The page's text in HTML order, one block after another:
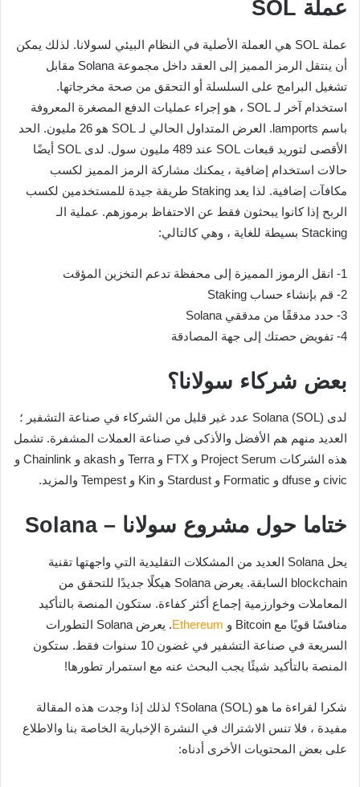
عملة SOL
عملة SOL هي العملة الأصلية في النظام البيئي لسولانا. لذلك يمكن
أن ينتقل الرمز المميز إلى العقد داخل مجموعة Solana مقابل
تشغيل البرامج على السلسلة أو التحقق من صحة مخرجاتها.
استخدام آخر لـ SOL ، هو إجراء عمليات الدفع المصغرة المعروفة
باسم lamports. العرض المتداول الحالي لـ SOL هو 26 مليون. الحد
الأقصى لتوريد قبعات SOL عند 489 مليون سول. لدى SOL أيضًا
حالات استخدام إضافية ، يمكنك مشاركة الرمز المميز لكسب
مكافآت إضافية. لذا يعد Staking طريقة جيدة للمستخدمين لكسب
الربح إذا كانوا يبحثون فقط عن الاحتفاظ برموزهم. عملية الـ
Stacking بسيطة للغاية ، وهي كالتالي:
1- انقل الرموز المميزة إلى محفظة تدعم التخزين المؤقت
2- قم بإنشاء حساب Staking
3- حدد مدققًا من مدققي Solana
4- تفويض حصتك إلى جهة المصادقة
بعض شركاء سولانا؟
لدى Solana (SOL) عدد غير قليل من الشركاء في صناعة التشفير ؛
العديد منهم هم الأفضل والأذكى في صناعة العملات المشفرة. تشمل
هذه الشركات Project Serum و FTX و Terra و akash و Chainlink و
civic و dfuse و Formatic و Stardust و Kin و Tempest والمزيد.
ختاما حول مشروع سولانا – Solana
يحل Solana العديد من المشكلات التقليدية التي واجهتها تقنية
blockchain السابقة. يعرض Solana هيكلًا جديدًا للتحقق من
المعاملات وخوارزمية إجماع أكثر كفاءة. ستكون المنصة بالتأكيد
منافسًا قويًا مع Bitcoin و
Ethereum
. يعرض Solana التطورات
السريعة في صناعة التشفير في غضون 10 سنوات فقط. ستكون
المنصة بالتأكيد شيئًا يجب البحث عنه مع استمرار تطورها!
شكرا لقراءة ما هو Solana (SOL)؟ لذلك إذا وجدت هذه المقالة
مفيدة ، فلا تنس الاشتراك في النشرة الإخبارية الخاصة بنا والاطلاع
على بعض المحتويات الأخرى أدناه: